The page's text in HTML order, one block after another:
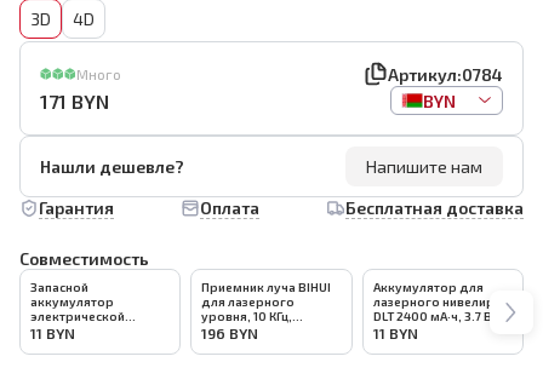
3D
4D
Много Артикул:0784
171 BYN BYN
Нашли дешевле?
Напишите нам
Гарантия
Оплата Бесплатная доставка
Совместимость
Запасной
аккумулятор
электрической
присоски DLT VST-50,
11 BYN
Приемник луча BIHUI
для лазерного
уровня, 10 КГц,
арт.LLG12-RCV
196 BYN
Аккумулятор для
лазерного нивелира
DLT 2400 мА·ч, 3.7 В,
арт.0888
11 BYN